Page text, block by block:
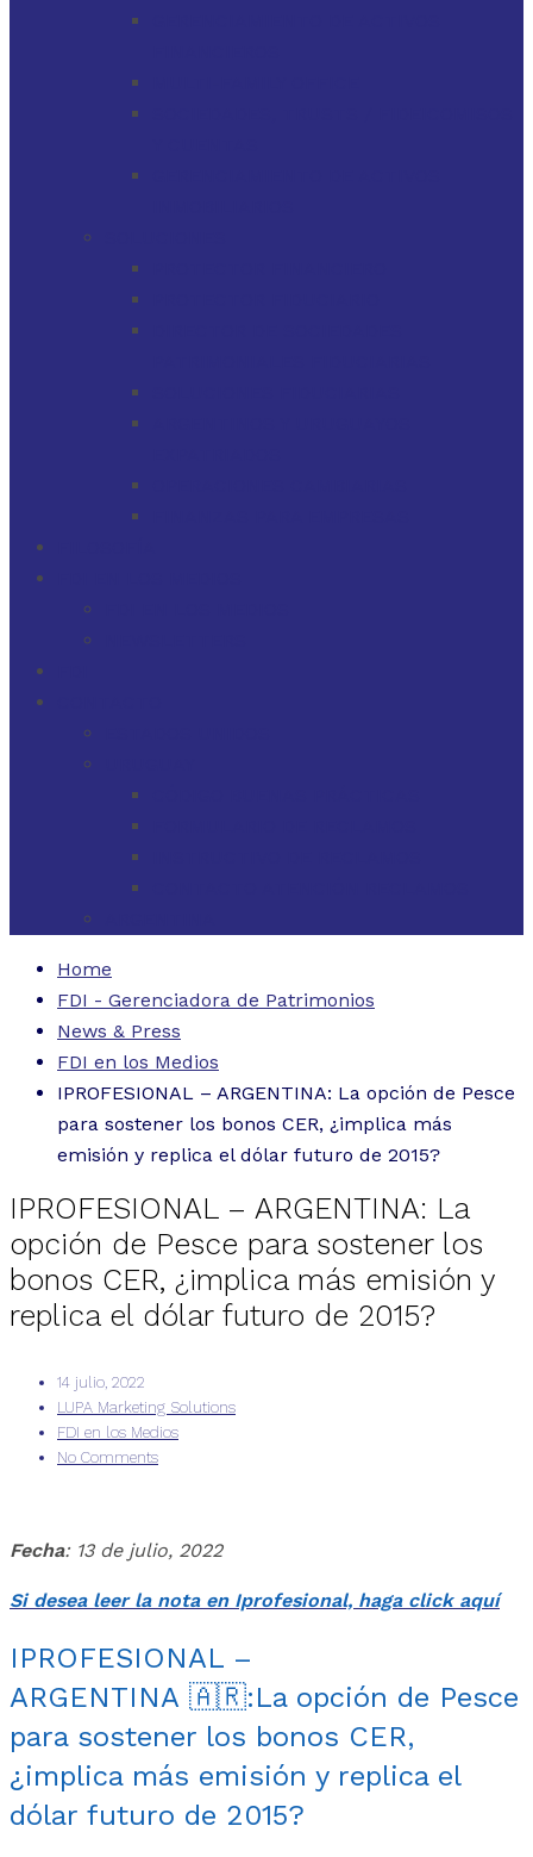
Home
FDI - Gerenciadora de Patrimonios
News & Press
FDI en los Medios
IPROFESIONAL – ARGENTINA: La opción de Pesce
para sostener los bonos CER, ¿implica más
emisión y replica el dólar futuro de 2015?
IPROFESIONAL – ARGENTINA: La
opción de Pesce para sostener los
bonos CER, ¿implica más emisión y
replica el dólar futuro de 2015?
14 julio, 2022
LUPA Marketing Solutions
FDI en los Medios
No Comments
Fecha: 13 de julio, 2022
Si desea leer la nota en Iprofesional, haga click aquí
IPROFESIONAL –
ARGENTINA 🇦🇷:La opción de Pesce
para sostener los bonos CER,
¿implica más emisión y replica el
dólar futuro de 2015?